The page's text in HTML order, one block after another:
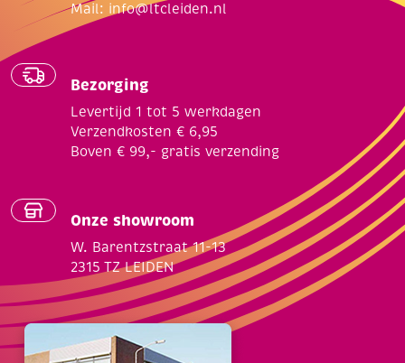
Mail: info@ltcleiden.nl
Bezorging
Levertijd 1 tot 5 werkdagen
Verzendkosten € 6,95
Boven € 99,- gratis verzending
Onze showroom
W. Barentzstraat 11-13
2315 TZ LEIDEN